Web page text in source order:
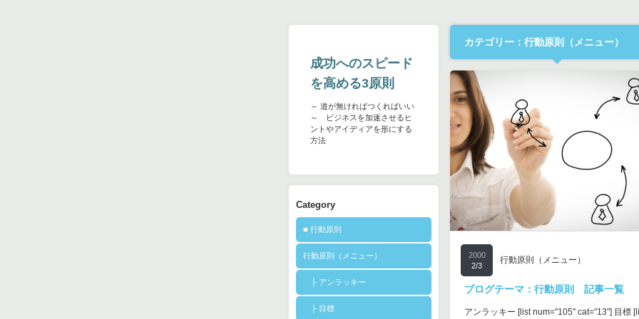
成功へのスピード
を高める3原則
～ 道が無ければつくればいい
～ ビジネスを加速させるヒ
ントやアイディアを形にする
方法
Category
■ 行動原則
行動原則（メニュー）
├ アンラッキー
├ 目標
カテゴリー：行動原則（メニュー）
2000
2/3
行動原則（メニュー）
ブログテーマ：行動原則 記事一覧
アンラッキー [list num="105" cat="13"] 目標